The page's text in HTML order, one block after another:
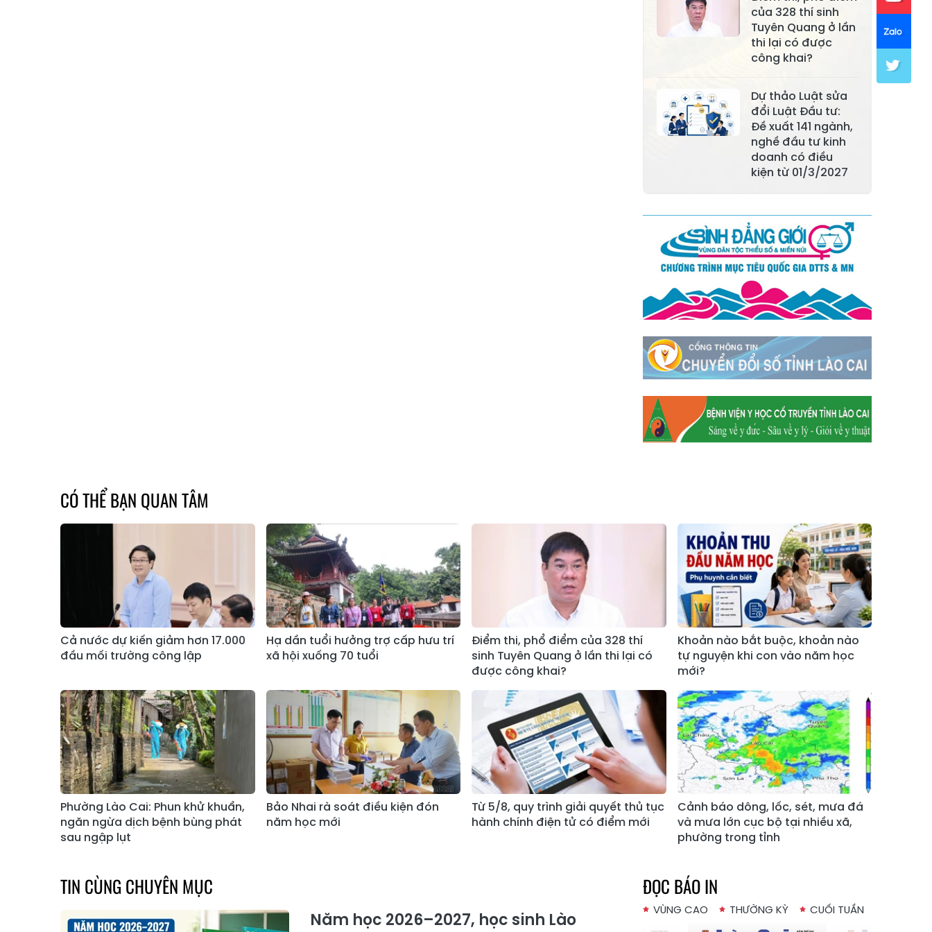
Xã Mường Lai
Xã Cảm Nhân
Xã Thác Bà
Xã Trấn Yên
Xã Hưng
Khánh
Xã Việt Hồng
Xã Hợp Thành
Xã Phong Hải
Xã Xuân
Quang
Xã Bảo Thắng
Xã Tằng Loỏng
Xã Gia Phú
Xã Mường
Hum
Xã Dền Sáng
Xã Y Tý
Xã A Mú Sung
Xã Bản Xèo
Xã Bát Xát
Xã Võ Lao
Xã Khánh Yên
Xã Nậm Chảy
Xã Bảo Yên
Xã Nghĩa Đô
Xã Thượng Hà
Xã Xuân Hòa
Xã Phúc Khánh
Xã Bảo Hà
Xã Mường Bo
Xã Bản Hồ
Xã Tả Van
Xã Tả Phìn
Xã Cốc Lầu
Xã Bắc Hà
Xã Tả Củ Tỷ
Xã Lùng Phình
Xã Pha Long
Xã Mường
Khương
Xã Bản Lầu
Xã Cao Sơn
Xã Si Ma Cai
Xã Sín Chéng
Xã Nậm Xé
Sơn
Xã Lao Chải
Xã Nậm Có
của 328 thí sinh
Tuyên Quang ở lần
thi lại có được
công khai?
Dự thảo Luật sửa
đổi Luật Đầu tư:
Đề xuất 141 ngành,
nghề đầu tư kinh
doanh có điều
kiện từ 01/3/2027
CÓ THỂ BẠN QUAN TÂM
Cả nước dự kiến giảm hơn 17.000
đầu mối trường công lập
Hạ dần tuổi hưởng trợ cấp hưu trí
xã hội xuống 70 tuổi
Điểm thi, phổ điểm của 328 thí
sinh Tuyên Quang ở lần thi lại có
được công khai?
Khoản nào bắt buộc, khoản nào
tự nguyện khi con vào năm học
mới?
Phường Lào Cai: Phun khử khuẩn,
ngăn ngừa dịch bệnh bùng phát
sau ngập lụt
Bảo Nhai rà soát điều kiện đón
năm học mới
Từ 5/8, quy trình giải quyết thủ tục
hành chính điện tử có điểm mới
Cảnh báo dông, lốc, sét, mưa đá
và mưa lớn cục bộ tại nhiều xã,
phường trong tỉnh
TIN CÙNG CHUYÊN MỤC
Năm học 2026–2027, học sinh Lào
ĐỌC BÁO IN
VÙNG CAO THƯỜNG KỲ CUỐI TUẦN